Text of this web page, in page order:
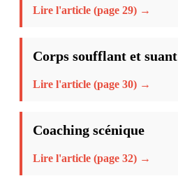
Lire l'article (page 29) →
Corps soufflant et suant
Lire l'article (page 30) →
Coaching scénique
Lire l'article (page 32) →